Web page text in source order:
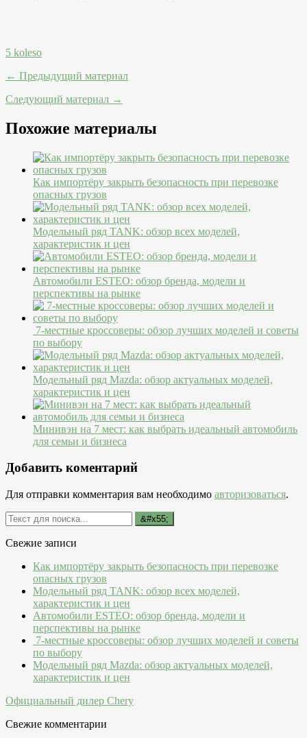
5 koleso
← Предыдущий материал
Следующий материал →
Похожие материалы
Как импортёру закрыть безопасность при перевозке
опасных грузов
Модельный ряд TANK: обзор всех моделей,
характеристик и цен
Автомобили ESTEO: обзор бренда, модели и
перспективы на рынке
7-местные кроссоверы: обзор лучших моделей и советы
по выбору
Модельный ряд Mazda: обзор актуальных моделей,
характеристик и цен
Минивэн на 7 мест: как выбрать идеальный автомобиль
для семьи и бизнеса
Добавить коментарий
Для отправки комментария вам необходимо авторизоваться.
Свежие записи
Как импортёру закрыть безопасность при перевозке
опасных грузов
Модельный ряд TANK: обзор всех моделей,
характеристик и цен
Автомобили ESTEO: обзор бренда, модели и
перспективы на рынке
7-местные кроссоверы: обзор лучших моделей и советы
по выбору
Модельный ряд Mazda: обзор актуальных моделей,
характеристик и цен
Официальный дилер Chery
Свежие комментарии